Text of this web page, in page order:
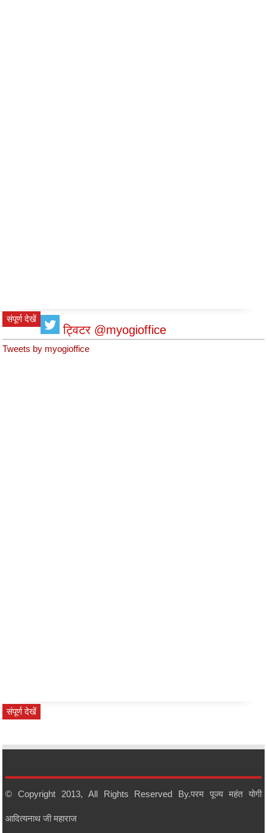
संपूर्ण देखें
ट्विटर @myogioffice
Tweets by myogioffice
संपूर्ण देखें
© Copyright 2013, All Rights Reserved By.परम पूज्य महंत योगी
आदित्यनाथ जी महाराज